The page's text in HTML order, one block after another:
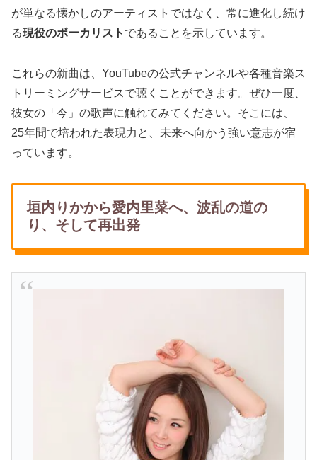
が単なる懐かしのアーティストではなく、常に進化し続け
る現役のボーカリスト であることを示しています。
これらの新曲は、YouTubeの公式チャンネルや各種音楽ス
トリーミングサービスで聴くことができます。ぜひ一度、
彼女の「今」の歌声に触れてみてください。そこには、
25年間で培われた表現力と、未来へ向かう強い意志が宿
っています。
垣内りかから愛内里菜へ、波乱の道の
り、そして再出発